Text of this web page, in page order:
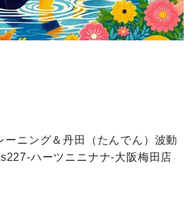
ーニング＆丹田（たんでん）波動
ハーツニニナナ-大阪梅田店